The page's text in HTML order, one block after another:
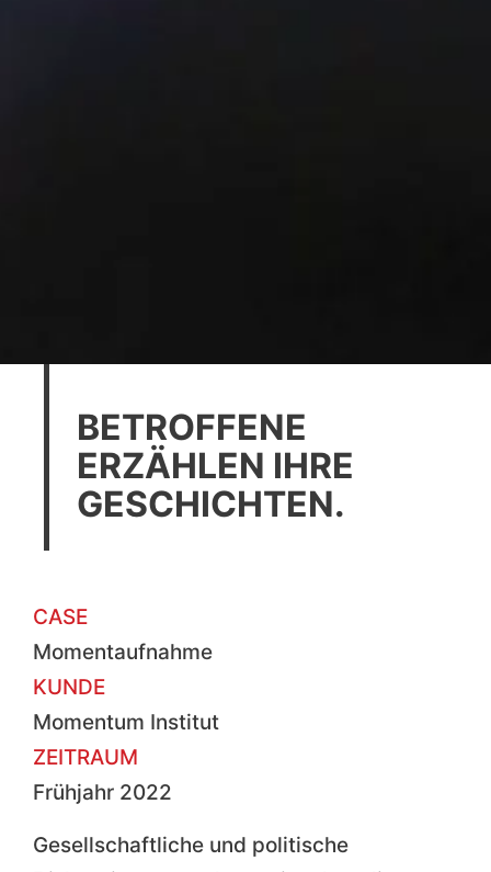
BETROFFENE
ERZÄHLEN IHRE
GESCHICHTEN.
CASE
Momentaufnahme
KUNDE
Momentum Institut
ZEITRAUM
Frühjahr 2022
Gesellschaftliche und politische